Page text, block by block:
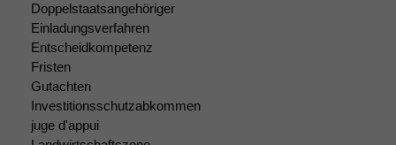
Doppelstaatsangehöriger
Einladungsverfahren
Entscheidkompetenz
Fristen
Gutachten
Investitionsschutzabkommen
juge d'appui